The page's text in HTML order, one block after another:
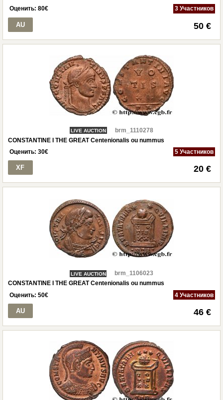
Оценить: 80€ 3 Участников
AU 50 €
LIVE AUCTION
brm_1110278
CONSTANTINE I THE GREAT Centenionalis ou nummus
Оценить: 30€ 5 Участников
XF 20 €
LIVE AUCTION
brm_1106023
CONSTANTINE I THE GREAT Centenionalis ou nummus
Оценить: 50€ 4 Участников
AU 46 €